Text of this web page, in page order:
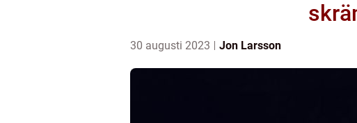
30 augusti 2023 Jon Larsson